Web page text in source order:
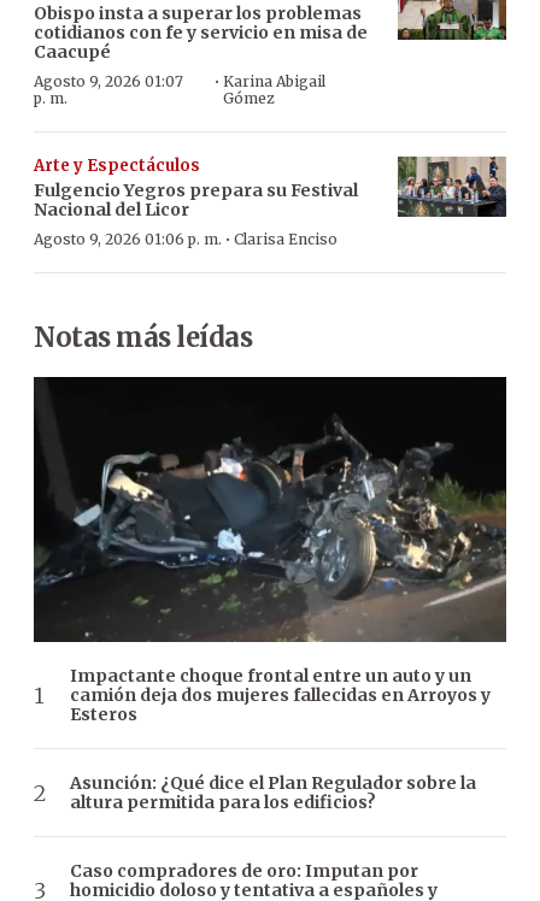
Obispo insta a superar los problemas
cotidianos con fe y servicio en misa de
Caacupé
Agosto 9, 2026 01:07
p. m.
·Karina Abigail
Gómez
Arte y Espectáculos
Fulgencio Yegros prepara su Festival
Nacional del Licor
Agosto 9, 2026 01:06 p. m. · Clarisa Enciso
Notas más leídas
Impactante choque frontal entre un auto y un
camión deja dos mujeres fallecidas en Arroyos y
Esteros
Asunción: ¿Qué dice el Plan Regulador sobre la
altura permitida para los edificios?
Caso compradores de oro: Imputan por
homicidio doloso y tentativa a españoles y